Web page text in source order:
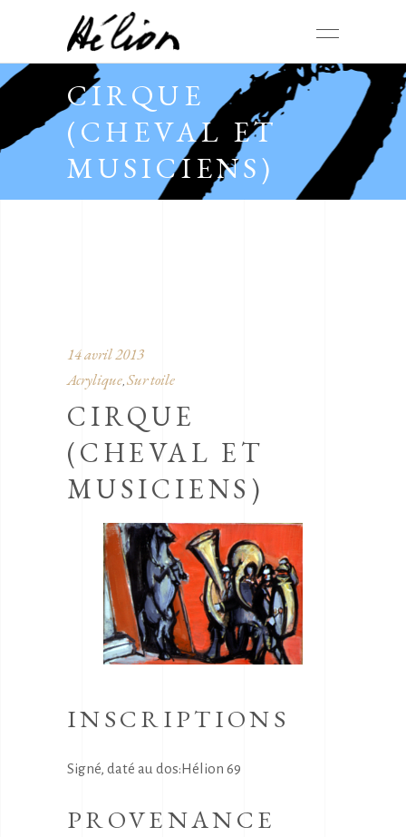
CIRQUE
(CHEVAL ET
MUSICIENS)
14 avril 2013
Acrylique, Sur toile
CIRQUE
(CHEVAL ET
MUSICIENS)
INSCRIPTIONS
Signé, daté au dos:Hélion 69
PROVENANCE